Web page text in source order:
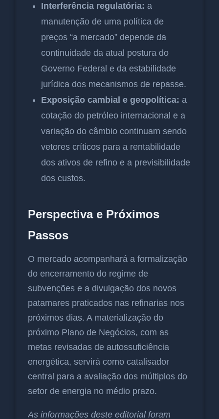
Interferência regulatória: a
manutenção de uma política de
preços “a mercado” depende da
continuidade da atual postura do
Governo Federal e da estabilidade
jurídica dos mecanismos de repasse.
Exposição cambial e geopolítica: a
cotação do petróleo internacional e a
variação do câmbio continuam sendo
vetores críticos para a rentabilidade
dos ativos de refino e a previsibilidade
dos custos.
Perspectiva e Próximos
Passos
O mercado acompanhará a formalização
do encerramento do regime de
subvenções e a divulgação dos novos
patamares praticados nas refinarias nos
próximos dias. A materialização do
próximo Plano de Negócios, com as
metas revisadas de autossuficiência
energética, servirá como catalisador
central para a avaliação dos múltiplos do
setor de energia no médio prazo.
As informações deste editorial foram